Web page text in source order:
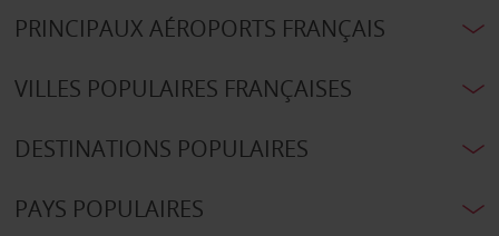
PRINCIPAUX AÉROPORTS FRANÇAIS
VILLES POPULAIRES FRANÇAISES
DESTINATIONS POPULAIRES
PAYS POPULAIRES